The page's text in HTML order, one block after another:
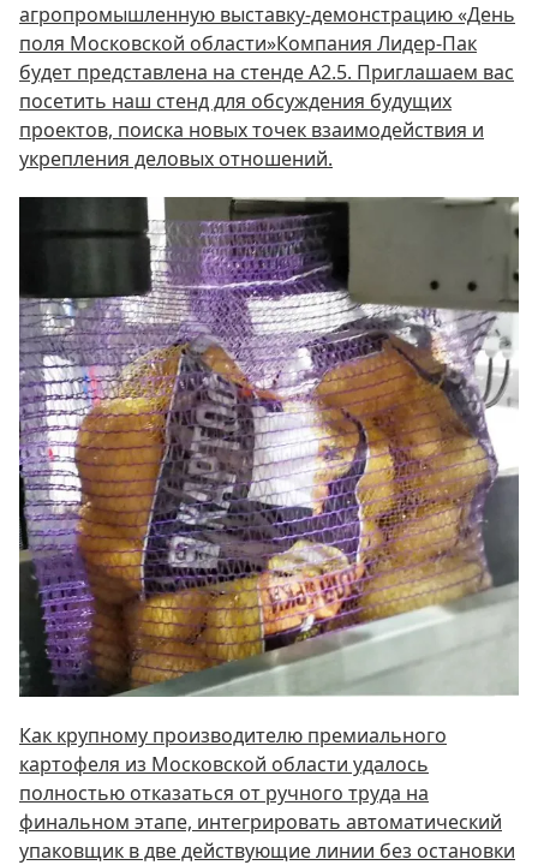
агропромышленную выставку-демонстрацию «День
поля Московской области»Компания Лидер-Пак
будет представлена на стенде А2.5. Приглашаем вас
посетить наш стенд для обсуждения будущих
проектов, поиска новых точек взаимодействия и
укрепления деловых отношений.
Как крупному производителю премиального
картофеля из Московской области удалось
полностью отказаться от ручного труда на
финальном этапе, интегрировать автоматический
упаковщик в две действующие линии без остановки